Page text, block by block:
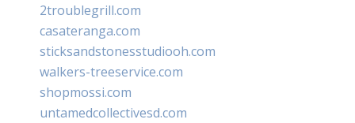
2troublegrill.com
casateranga.com
sticksandstonesstudiooh.com
walkers-treeservice.com
shopmossi.com
untamedcollectivesd.com